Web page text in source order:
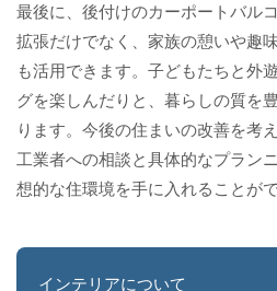
最後に、後付けのカーポートバル
拡張だけでなく、家族の憩いや趣
も活用できます。子どもたちと外
グを楽しんだりと、暮らしの質を
ります。今後の住まいの改善を考
工業者への相談と具体的なプラン
想的な住環境を手に入れることが
インテリアについて